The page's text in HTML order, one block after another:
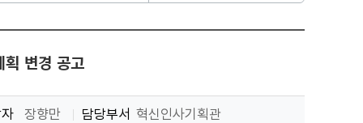
획 변경 공고
장향만 담당부서 혁신인사기획관